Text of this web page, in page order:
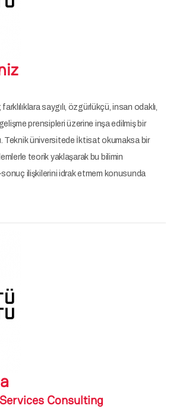
saygılı, özgürlükçü, insan odaklı,
gelişme prensipleri üzerine inşa edilmiş bir
Teknik üniversitede İktisat okumaksa bir
teorik yaklaşarak bu bilimin
ilişkilerini idrak etmem konusunda
Consulting